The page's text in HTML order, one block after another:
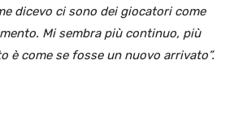
dicevo ci sono dei giocatori come
Mi sembra più continuo, più
è come se fosse un nuovo arrivato”.